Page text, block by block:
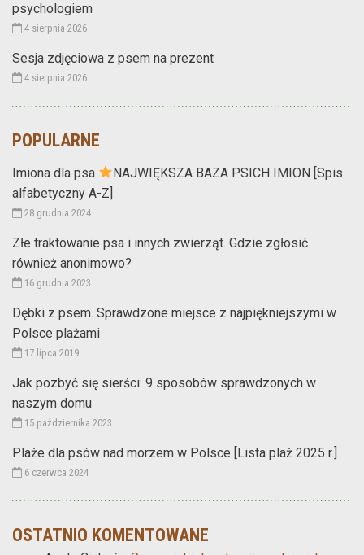
psychologiem
4 sierpnia 2026
Sesja zdjęciowa z psem na prezent
4 sierpnia 2026
POPULARNE
Imiona dla psa
NAJWIĘKSZA BAZA PSICH IMION [Spis
alfabetyczny A-Z]
28 grudnia 2024
Złe traktowanie psa i innych zwierząt. Gdzie zgłosić
również anonimowo?
16 grudnia 2023
Dębki z psem. Sprawdzone miejsce z najpiękniejszymi w
Polsce plażami
17 lipca 2019
Jak pozbyć się sierści: 9 sposobów sprawdzonych w
naszym domu
15 października 2023
Plaże dla psów nad morzem w Polsce [Lista plaż 2025 r.]
6 czerwca 2024
OSTATNIO KOMENTOWANE